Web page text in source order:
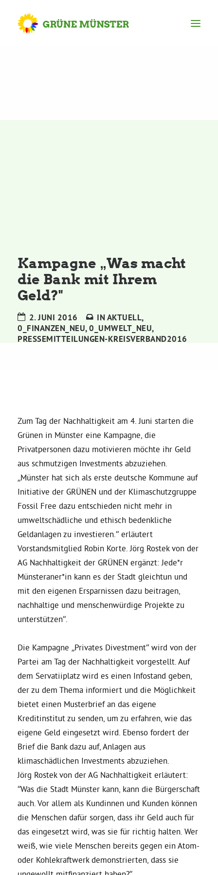
Grünes Zentrum
Personen
Sylvia Rietenberg, MdB
Daniel Freund, MdEP
Delegierte
Grüne im Rathaus
Ratsfraktion
Ratsanträge
Fraktionsgeschäftsstelle
Bezirksvertretungen
Aktiv werden
Arbeitsgruppen
Mitglied werden
Kommunalpolitik
Kampagne „Was macht
die Bank mit Ihrem
Geld?"
2. JUNI 2016 INAKTUELL,
0_FINANZEN_NEU,0_UMWELT_NEU,
PRESSEMITTEILUNGEN-KREISVERBAND2016
Zum Tag der Nachhaltigkeit am 4. Juni starten die
Grünen in Münster eine Kampagne, die
Privatpersonen dazu motivieren möchte ihr Geld
aus schmutzigen Investments abzuziehen.
„Münster hat sich als erste deutsche Kommune auf
Initiative der GRÜNEN und der Klimaschutzgruppe
Fossil Free dazu entschieden nicht mehr in
umweltschädliche und ethisch bedenkliche
Geldanlagen zu investieren.“ erläutert
Vorstandsmitglied Robin Korte. Jörg Rostek von der
AG Nachhaltigkeit der GRÜNEN ergänzt: Jede*r
Münsteraner*in kann es der Stadt gleichtun und
mit den eigenen Ersparnissen dazu beitragen,
nachhaltige und menschenwürdige Projekte zu
unterstützen“.
Die Kampagne „Privates Divestment“ wird von der
Partei am Tag der Nachhaltigkeit vorgestellt. Auf
dem Servatiiplatz wird es einen Infostand geben,
der zu dem Thema informiert und die Möglichkeit
bietet einen Musterbrief an das eigene
Kreditinstitut zu senden, um zu erfahren, wie das
eigene Geld eingesetzt wird. Ebenso fordert der
Brief die Bank dazu auf, Anlagen aus
klimaschädlichen Investments abzuziehen.
Jörg Rostek von der AG Nachhaltigkeit erläutert:
“Was die Stadt Münster kann, kann die Bürgerschaft
auch. Vor allem als Kundinnen und Kunden können
die Menschen dafür sorgen, dass ihr Geld auch für
das eingesetzt wird, was sie für richtig halten. Wer
weiß, wie viele Menschen bereits gegen ein Atom-
oder Kohlekraftwerk demonstrierten, dass sie